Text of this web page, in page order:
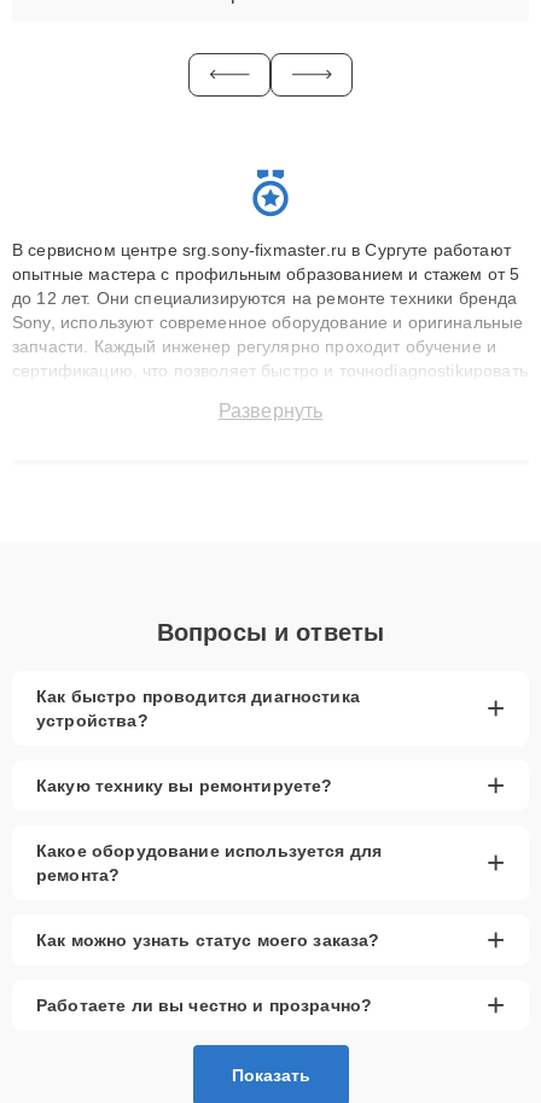
В сервисном центре srg.sony-fixmaster.ru в Сургуте работают
опытные мастера с профильным образованием и стажем от 5
до 12 лет. Они специализируются на ремонте техники бренда
Sony, используют современное оборудование и оригинальные
запчасти. Каждый инженер регулярно проходит обучение и
сертификацию, что позволяет быстро и точноdiagnostikировать
до 3 лет. Наши мастера решают сложные случаи: от замены
Развернуть
Вопросы и ответы
Как быстро проводится диагностика
устройства?
+
Какую технику вы ремонтируете? +
Какое оборудование используется для
ремонта?
+
Как можно узнать статус моего заказа? +
Работаете ли вы честно и прозрачно? +
Показать